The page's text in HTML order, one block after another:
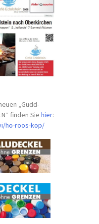
„Gudd-
finden Siehier:
ho-roos-kop/